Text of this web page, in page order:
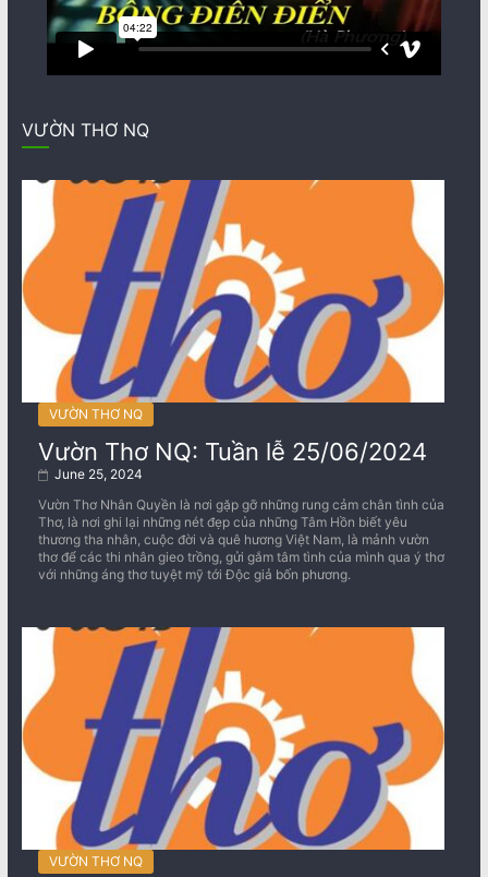
VƯỜN THƠ NQ
VƯỜN THƠ NQ
Vườn Thơ NQ: Tuần lễ 25/06/2024
June 25, 2024
Vườn Thơ Nhân Quyền là nơi gặp gỡ những rung cảm chân tình của
Thơ, là nơi ghi lại những nét đẹp của những Tâm Hồn biết yêu
thương tha nhân, cuộc đời và quê hương Việt Nam, là mảnh vườn
thơ để các thi nhân gieo trồng, gửi gắm tâm tình của mình qua ý thơ
với những áng thơ tuyệt mỹ tới Độc giả bốn phương.
VƯỜN THƠ NQ